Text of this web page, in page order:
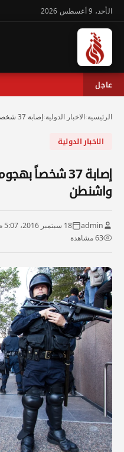
الأحد، 9 أغسطس 2026
عاجل
الرئيسية الاخبار الدولية إصابة 37 شخصاً بهجوم مسلح وانفجار هائل في واشنطن
الاخبار الدولية
إصابة 37 شخصاً
واشنطن
admin 18 سبتمبر 2016، 5:07 م
63 مشاهدة